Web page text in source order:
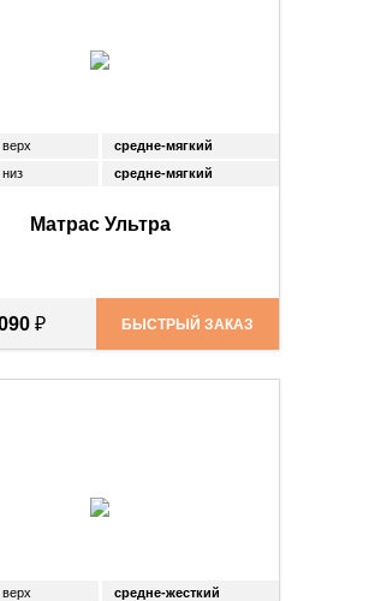
средне-мягкий
средне-мягкий
Матрас Ультра
₽ БЫСТРЫЙ ЗАКАЗ
средне-жесткий